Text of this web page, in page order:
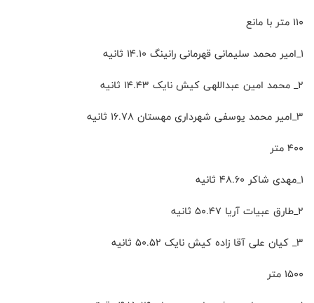
۱۱۰ متر با مانع
۱_امیر محمد سلیمانی قهرمانی رانینگ ۱۴.۱۰ ثانیه
۲_ محمد امین عبداللهی کیش نایک ۱۴.۴۳ ثانیه
۳_امیر محمد یوسفی شهرداری مهستان ۱۶.۷۸ ثانیه
۴۰۰ متر
۱_مهدی شاکر ۴۸.۶۰ ثانیه
۲_طارق عبیات آریا ۵۰.۴۷ ثانیه
۳_ کیان علی آقا زاده کیش نایک ۵۰.۵۲ ثانیه
۱۵۰۰ متر